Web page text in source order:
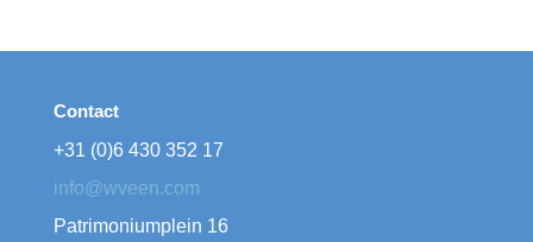
Contact
+31 (0)6 430 352 17
info@wveen.com
Patrimoniumplein 16